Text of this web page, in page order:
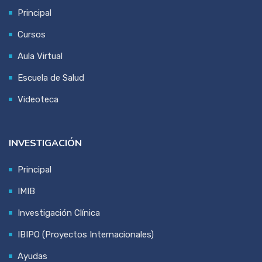
Principal
Cursos
Aula Virtual
Escuela de Salud
Videoteca
INVESTIGACIÓN
Principal
IMIB
Investigación Clínica
IBIPO (Proyectos Internacionales)
Ayudas